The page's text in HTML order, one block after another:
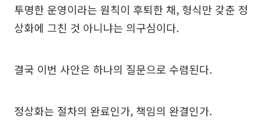
투명한 운영이라는 원칙이 후퇴한 채, 형식만 갖춘 정
상화에 그친 것 아니냐는 의구심이다.
결국 이번 사안은 하나의 질문으로 수렴된다.
정상화는 절차의 완료인가, 책임의 완결인가.